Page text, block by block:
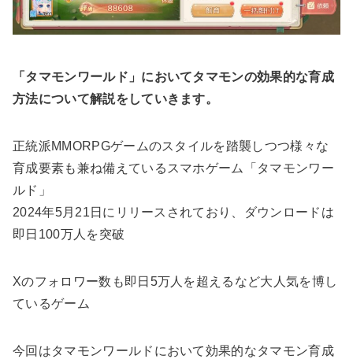
「タマモンワールド」においてタマモンの効果的な育成
方法について解説をしていきます。
正統派MMORPGゲームのスタイルを踏襲しつつ様々な
育成要素も兼ね備えているスマホゲーム「タマモンワー
ルド」
2024年5月21日にリリースされており、ダウンロードは
即日100万人を突破
Xのフォロワー数も即日5万人を超えるなど大人気を博し
ているゲーム
今回はタマモンワールドにおいて効果的なタマモン育成